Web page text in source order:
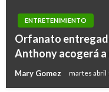
ENTRETENIMIENTO
Orfanato
Anthony acogerá a
Mary Gomez martes abril